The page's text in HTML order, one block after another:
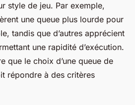
style de jeu. Par exemple,
une queue plus lourde pour
tandis que d’autres apprécient
une rapidité d’exécution.
que le choix d’une queue de
répondre à des critères